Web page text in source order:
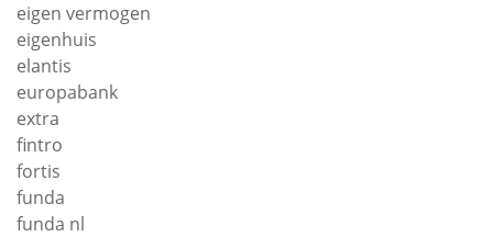
eigen vermogen
eigenhuis
elantis
europabank
extra
fintro
fortis
funda
funda nl